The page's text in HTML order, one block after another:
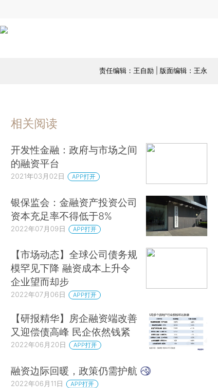
责任编辑：王自励 | 版面编辑：王永
相关阅读
开发性金融：政府与市场之间
的融资平台
2021年03月02日 APP打开
银保监会：金融资产投资公司
资本充足率不得低于8%
2022年07月09日 APP打开
【市场动态】全球公司债务规
模罕见下降 融资成本上升令
企业望而却步
2022年07月06日 APP打开
【研报精华】房企融资端改善
又迎偿债高峰 民企依然钱紧
2022年06月20日 APP打开
融资边际回暖，政策仍需护航
2022年06月11日 APP打开